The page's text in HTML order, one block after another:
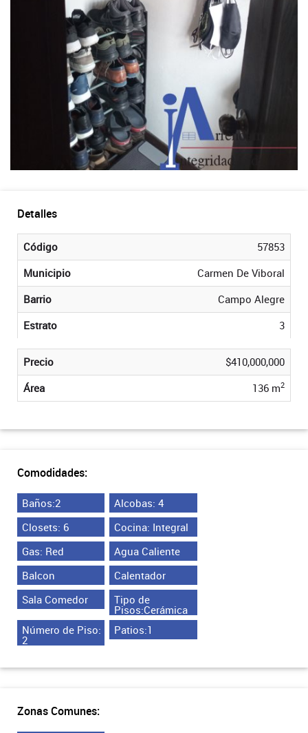
Detalles
Código
57853
Municipio
Carmen De Viboral
Barrio
Campo Alegre
Estrato
3
Precio
$410,000,000
Área
136 m2
Comodidades:
Baños:2
Alcobas: 4
Closets: 6
Cocina: Integral
Gas: Red
Agua Caliente
Balcon
Calentador
Sala Comedor
Tipo de
Pisos:Cerámica
Número de Piso:
2
Patios:1
Zonas Comunes: